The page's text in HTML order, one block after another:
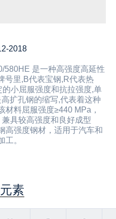
2018
580HE 是一种高强度高延性
号里,B代表宝钢,R代表热
小屈服强度和抗拉强度,单
扩孔钢的缩写,代表着这种
材料屈服强度≥440 MPa，
具较高强度和良好成型
高强度钢材，适用于汽车和
工。
素